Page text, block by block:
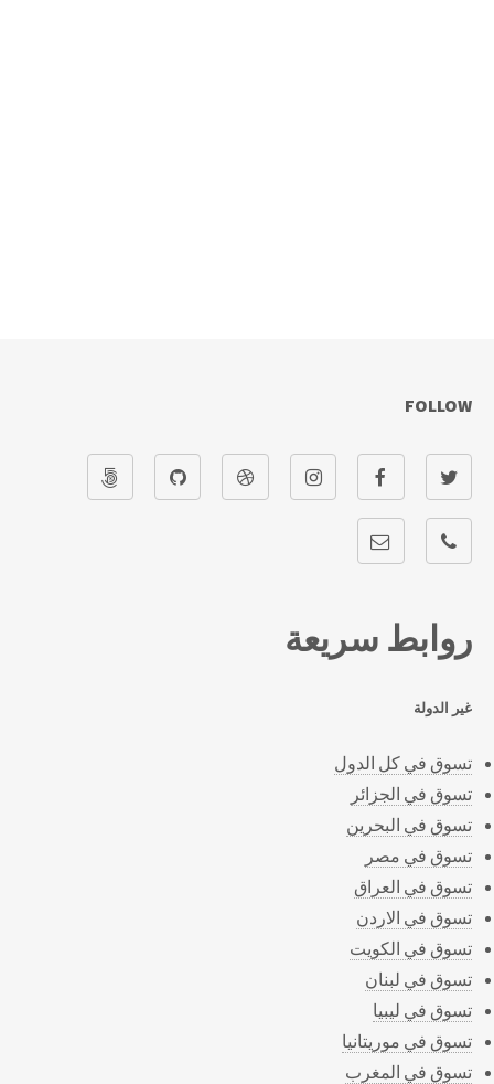
روابط سريعة
غير الدولة
تسوق في كل الدول
تسوق في الجزائر
تسوق في البحرين
تسوق في مصر
تسوق في العراق
تسوق في الاردن
تسوق في الكويت
تسوق في لبنان
تسوق في ليبيا
تسوق في موريتانيا
تسوق في المغرب
FOLLOW